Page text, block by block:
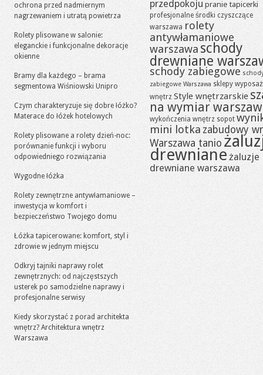
ochrona przed nadmiernym
nagrzewaniem i utratą powietrza
Rolety plisowane w salonie:
eleganckie i funkcjonalne dekoracje
okienne
Bramy dla każdego – brama
segmentowa Wiśniowski Unipro
Czym charakteryzuje się dobre łóżko?
Materace do łóżek hotelowych
Rolety plisowane a rolety dzień-noc:
porównanie funkcji i wyboru
odpowiedniego rozwiązania
Wygodne łóżka
Rolety zewnętrzne antywłamaniowe –
inwestycja w komfort i
bezpieczeństwo Twojego domu
Łóżka tapicerowane: komfort, styl i
zdrowie w jednym miejscu
Odkryj tajniki naprawy rolet
zewnętrznych: od najczęstszych
usterek po samodzielne naprawy i
profesjonalne serwisy
Kiedy skorzystać z porad architekta
wnętrz? Architektura wnętrz
Warszawa
przedpokoju pranie tapicerki
profesjonalne środki czyszczące
warszawa rolety
antywłamaniowe
warszawa schody
drewniane
schody zabiegowe
zabiegowe Warszawa sklepy
wnętrz Style wnętrzarskie
na wymiar
wykończenia wnętrz sopot
mini lotka zabudowy
Warszawa tanio
drewniane żaluzje
drewniane warszawa